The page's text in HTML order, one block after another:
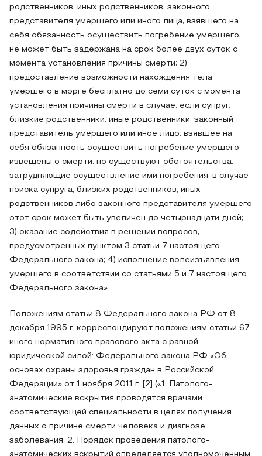
родственников, иных родственников, законного
представителя умершего или иного лица, взявшего на
себя обязанность осуществить погребение умершего,
не может быть задержана на срок более двух суток с
момента установления причины смерти; 2)
предоставление возможности нахождения тела
умершего в морге бесплатно до семи суток с момента
установления причины смерти в случае, если супруг,
близкие родственники, иные родственники, законный
представитель умершего или иное лицо, взявшее на
себя обязанность осуществить погребение умершего,
извещены о смерти, но существуют обстоятельства,
затрудняющие осуществление ими погребения; в случае
поиска супруга, близких родственников, иных
родственников либо законного представителя умершего
этот срок может быть увеличен до четырнадцати дней;
3) оказание содействия в решении вопросов,
предусмотренных пунктом 3 статьи 7 настоящего
Федерального закона; 4) исполнение волеизъявления
умершего в соответствии со статьями 5 и 7 настоящего
Федерального закона».
Положениям статьи 8 Федерального закона РФ от 8
декабря 1995 г. корреспондируют положениям статьи 67
иного нормативного правового акта с равной
юридической силой: Федерального закона РФ «Об
основах охраны здоровья граждан в Российской
Федерации» от 1 ноября 2011 г. [2] («1. Патолого-
анатомические вскрытия проводятся врачами
соответствующей специальности в целях получения
данных о причине смерти человека и диагнозе
заболевания. 2. Порядок проведения патолого-